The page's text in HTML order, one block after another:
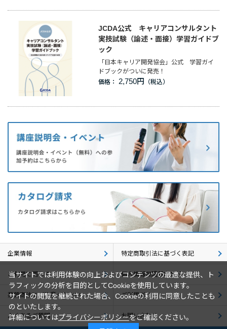
JCDA公式 キャリアコンサルタント
実技試験（論述・面接）学習ガイドブ
ック
「日本キャリア開発協会」公式 学習ガイ
ドブックがついに発売！
価格：
2,750円
企業情報 特定商取引法に基づく表記
ご利用に関して 個人情報保護基本方針
悪質商法にご注意ください ご利用ガイド
よくあるご質問 お問い合わせ
当サイトでは利用体験の向上およびコンテンツの最適な提供、ト
ラフィックの分析を目的としてCookieを使用しています。
サイトの閲覧を継続された場合、Cookieの利用に同意したことも
のといたします。
詳細についてはプライバシーポリシーをご確認ください。